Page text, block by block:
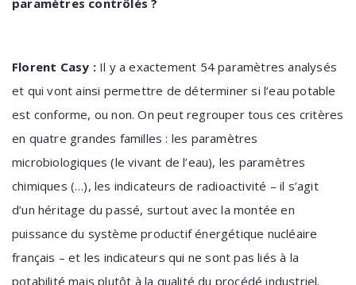
paramètres contrôlés ?
Florent Casy :Il y a exactement 54 paramètres analysés
et qui vont ainsi permettre de déterminer si l’eau potable
est conforme, ou non. On peut regrouper tous ces critères
en quatre grandes familles : les paramètres
microbiologiques (le vivant de l’eau), les paramètres
chimiques (…), les indicateurs de radioactivité – il s’agit
d’un héritage du passé, surtout avec la montée en
puissance du système productif énergétique nucléaire
français – et les indicateurs qui ne sont pas liés à la
potabilité mais plutôt à la qualité du procédé industriel.